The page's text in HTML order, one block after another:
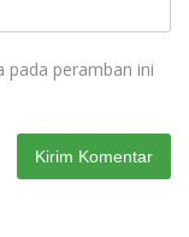
pada peramban ini